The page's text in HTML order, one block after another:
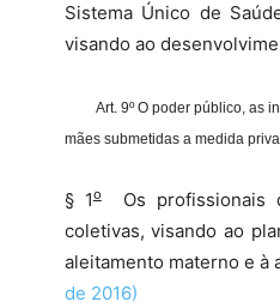
Sistema Único de
visando ao
Art. 9º O poder público, as
mães submetidas a medida
§ 1oOs profissionais
coletivas, visando ao
aleitamento materno e
de 2016)